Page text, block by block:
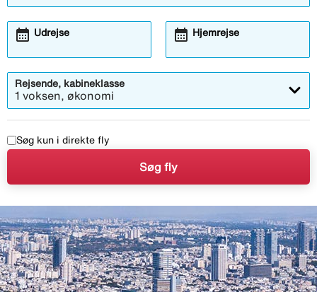
Udrejse
Åbner
calendar_month Hjemrejse
Åbner
calendar_month
Rejsende, kabineklasse
1 voksen, økonomi
Søg kun i direkte fly
Søg fly